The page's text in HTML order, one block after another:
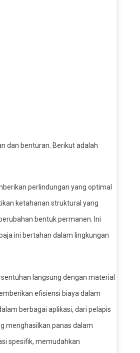
dan benturan. Berikut adalah
perlindungan yang optimal
ketahanan struktural yang
bentuk permanen. Ini
ini bertahan dalam lingkungan
langsung dengan material
efisiensi biaya dalam
berbagai aplikasi, dari pelapis
menghasilkan panas dalam
spesifik, memudahkan